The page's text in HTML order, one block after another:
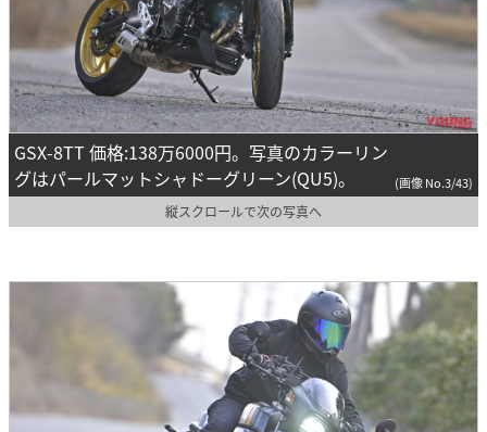
GSX-8TT 価格:138万6000円。写真のカラーリン
グはパールマットシャドーグリーン(QU5)。
(画像 No.3/43)
縦スクロールで次の写真へ